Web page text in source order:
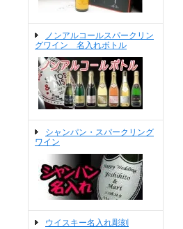
ノンアルコールスパークリン
グワイン 名入れボトル
シャンパン・スパークリング
ワイン
ウイスキー名入れ彫刻